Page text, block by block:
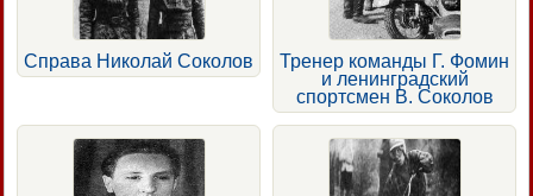
Справа Николай Соколов
Тренер команды Г. Фомин
и ленинградский
спортсмен В. Соколов